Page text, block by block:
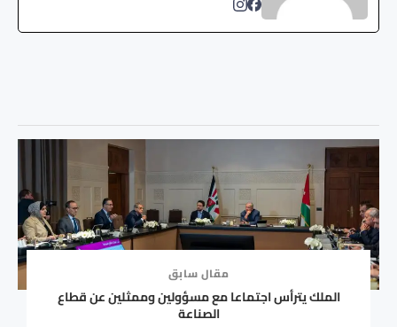
مقال سابق
الملك يترأس اجتماعا مع مسؤولين وممثلين عن قطاع
الصناعة